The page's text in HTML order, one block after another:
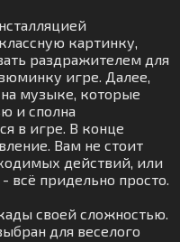
картинку,
раздражителем для
игре. Далее,
музыке, которые
и сполна
в игре. В конце
Вам не стоит
действий, или
всё придельно просто.
своей сложностью.
для веселого